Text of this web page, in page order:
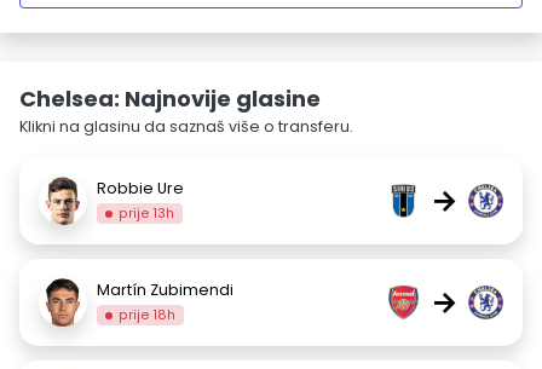
Chelsea: Najnovije glasine
Klikni na glasinu da saznaš više o transferu.
Robbie Ure
prije 13h →
Martín Zubimendi
prije 18h →